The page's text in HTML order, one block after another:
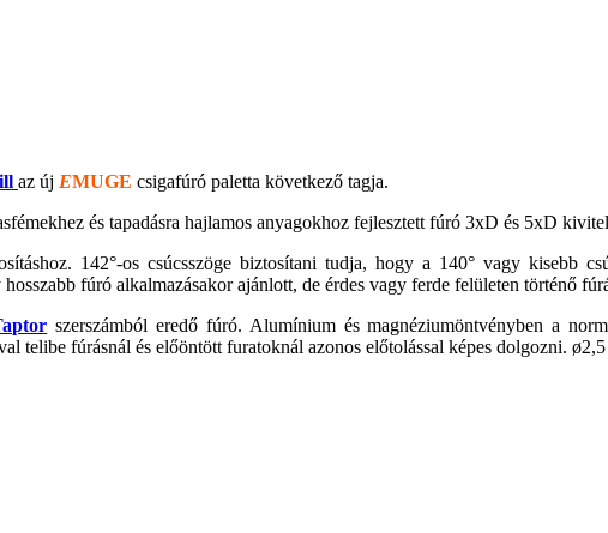
az új EMUGE csigafúró paletta következő tagja.
és tapadásra hajlamos anyagokhoz fejlesztett fúró 3xD és 5xD
142°-os csúcsszöge biztosítani tudja, hogy a 140° vagy kisebb
fúró alkalmazásakor ajánlott, de érdes vagy ferde felületen történő
szerszámból eredő fúró. Alumínium és magnéziumöntvényben a
telibe fúrásnál és előöntött furatoknál azonos előtolással képes dolgozni. ø